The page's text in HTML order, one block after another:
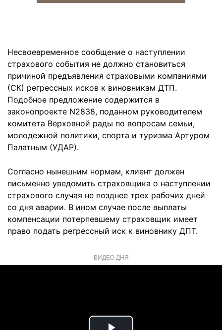
Несвоевременное сообщение о наступлении
страхового события не должно становиться
причиной предъявления страховыми компаниями
(СК) регрессных исков к виновникам ДТП.
Подобное предложение содержится в
законопроекте N2838, поданном руководителем
комитета Верховной рады по вопросам семьи,
молодежной политики, спорта и туризма Артуром
Палатным (УДАР).
Согласно нынешним нормам, клиент должен
письменно уведомить страховщика о наступлении
страхового случая не позднее трех рабочих дней
со дня аварии. В ином случае после выплаты
компенсации потерпевшему страховщик имеет
право подать регрессный иск к виновнику ДПТ.
ВИДЕО ДНЯ